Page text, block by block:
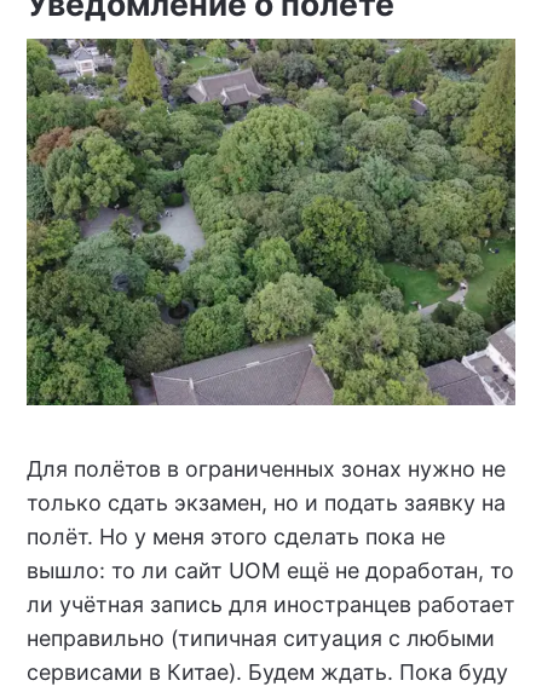
Для полётов в ограниченных зонах нужно не
только сдать экзамен, но и подать заявку на
полёт. Но у меня этого сделать пока не
вышло: то ли сайт UOM ещё не доработан, то
ли учётная запись для иностранцев работает
неправильно (типичная ситуация с любыми
сервисами в Китае). Будем ждать. Пока буду